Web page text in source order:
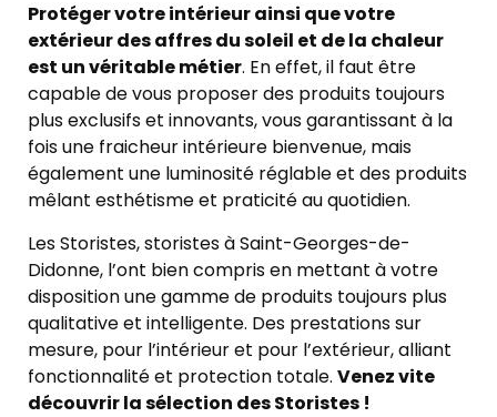
Protéger votre intérieur ainsi que votre
extérieur des affres du soleil et de la chaleur
est un véritable métier. En effet, il faut être
capable de vous proposer des produits toujours
plus exclusifs et innovants, vous garantissant à la
fois une fraicheur intérieure bienvenue, mais
également une luminosité réglable et des produits
mêlant esthétisme et praticité au quotidien.
Les Storistes, storistes à Saint-Georges-de-
Didonne, l’ont bien compris en mettant à votre
disposition une gamme de produits toujours plus
qualitative et intelligente. Des prestations sur
mesure, pour l’intérieur et pour l’extérieur, alliant
fonctionnalité et protection totale. Venez vite
découvrir la sélection des Storistes !